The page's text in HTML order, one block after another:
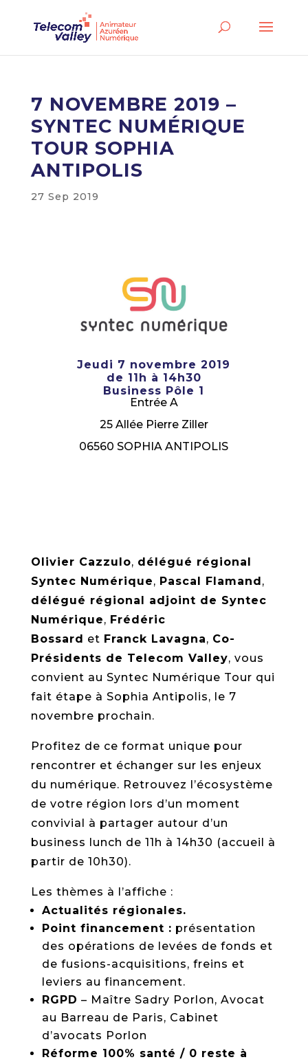
7 NOVEMBRE 2019 –
SYNTEC NUMÉRIQUE
TOUR SOPHIA
ANTIPOLIS
27 Sep 2019
Jeudi 7 novembre 2019
de 11h à 14h30
Business Pôle 1
Entrée A
25 Allée Pierre Ziller
06560 SOPHIA ANTIPOLIS
Olivier Cazzulo, délégué régional
Syntec Numérique, Pascal Flamand ,
délégué régional adjoint de Syntec
Numérique, Frédéric
Bossard et Franck Lavagna, Co-
Présidents de Telecom Valley, vous
convient au Syntec Numérique Tour qui
fait étape à Sophia Antipolis, le 7
novembre prochain.
Profitez de ce format unique pour
rencontrer et échanger sur les enjeux
du numérique. Retrouvez l’écosystème
de votre région lors d’un moment
convivial à partager autour d’un
business lunch de 11h à 14h30 (accueil à
partir de 10h30).
Les thèmes à l’affiche :
Actualités régionales.
Point financement : présentation
des opérations de levées de fonds et
de fusions-acquisitions, freins et
leviers au financement.
RGPD – Maître Sadry Porlon, Avocat
au Barreau de Paris, Cabinet
d’avocats Porlon
Réforme 100% santé / 0 reste à